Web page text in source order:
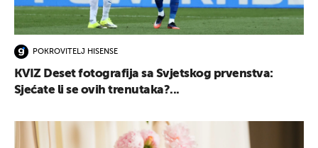
POKROVITELJ HISENSE
KVIZ Deset fotografija sa Svjetskog prvenstva:
Sjećate li se ovih trenutaka?...
UKLJUČITE NOTIFIKACIJE